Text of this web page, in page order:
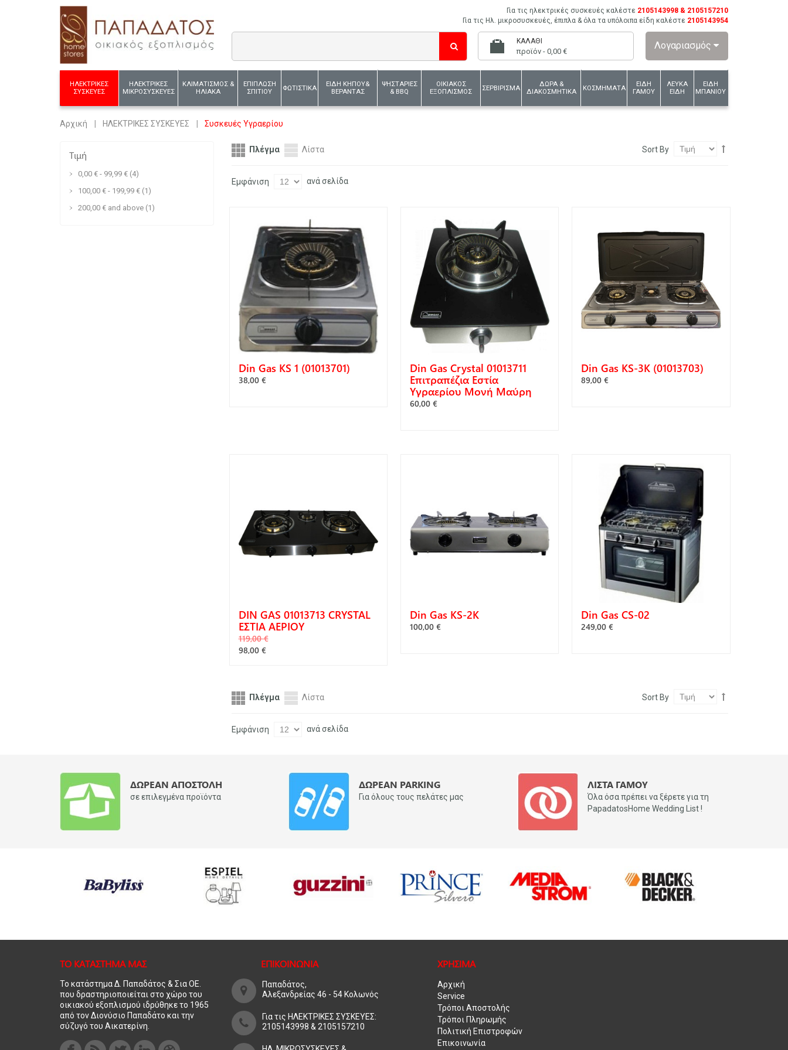
Για τις ηλεκτρικές συσκευές καλέστε 2105143998 & 2105157210
Για τις Ηλ. μικροσυσκευές, έπιπλα & όλα τα υπόλοιπα είδη καλέστε 2105143954
Λογαριασμός
ΚΑΛΆΘΙ
προϊόν -0,00 €
ΗΛΕΚΤΡΙΚΕΣ
ΣΥΣΚΕΥΕΣ
ΗΛΕΚΤΡΙΚΕΣ
ΜΙΚΡΟΣΥΣΚΕΥΕΣ
ΚΛΙΜΑΤΙΣΜΟΣ &
ΗΛΙΑΚΑ
ΕΠΙΠΛΩΣΗ
ΣΠΙΤΙΟΥ
ΦΩΤΙΣΤΙΚΑ
ΕΙΔΗ ΚΗΠΟΥ&
ΒΕΡΑΝΤΑΣ
ΨΗΣΤΑΡΙΕΣ
& BBQ
ΟΙΚΙΑΚΟΣ
ΕΞΟΠΛΙΣΜΟΣ
ΣΕΡΒΙΡΙΣΜΑ
ΔΩΡΑ &
ΔΙΑΚΟΣΜΗΤΙΚΑ
ΚΟΣΜΗΜΑΤΑ
ΕΙΔΗ
ΓΑΜΟΥ
ΛΕΥΚΑ
ΕΙΔΗ
ΕΙΔΗ
ΜΠΑΝΙΟΥ
Αρχική ΗΛΕΚΤΡΙΚΕΣ ΣΥΣΚΕΥΕΣ Συσκευές Υγραερίου
Τιμή
0,00 € - 99,99 € (4)
100,00 € - 199,99 € (1)
200,00 € and above (1)
Πλέγμα Λίστα Sort By
Εμφάνιση ανά σελίδα
Din Gas KS 1 (01013701)
38,00 €
Din Gas Crystal 01013711
Επιτραπέζια Εστία
Υγραερίου Μονή Μαύρη
60,00 €
Din Gas KS-3K (01013703)
89,00 €
DIN GAS 01013713 CRYSTAL
ΕΣΤΙΑ ΑΕΡΙΟΥ
119,00 €
98,00 €
Din Gas KS-2K
100,00 €
Din Gas CS-02
249,00 €
Πλέγμα Λίστα Sort By
Εμφάνιση ανά σελίδα
ΔΩΡΕΆΝ ΑΠΟΣΤΟΛΉ
σε επιλεγμένα προϊόντα
ΔΩΡΕΆΝ PARKING
Για όλους τους πελάτες μας
ΛΊΣΤΑ ΓΆΜΟΥ
Όλα όσα πρέπει να ξέρετε για τη
PapadatosHome Wedding List !
ΤΟ ΚΑΤΑΣΤΗΜΑ ΜΑΣ
Το κατάστημα Δ. Παπαδάτος & Σια ΟΕ.
που δραστηριοποιείται στο χώρο του
οικιακού εξοπλισμού ιδρύθηκε το 1965
από τον Διονύσιο Παπαδάτο και την
σύζυγό του Αικατερίνη.
ΕΠΙΚΟΙΝΩΝΙΑ
Παπαδάτος,
Αλεξανδρείας 46 - 54 Κολωνός
Για τις ΗΛΕΚΤΡΙΚΕΣ ΣΥΣΚΕΥΕΣ:
2105143998 & 2105157210
ΧΡΗΣΙΜΑ
Αρχική
Service
Τρόποι Αποστολής
Τρόποι Πληρωμής
Πολιτική Επιστροφών
Επικοινωνία